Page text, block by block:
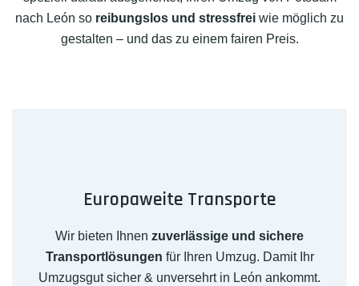
nach León so reibungslos und stressfrei wie möglich zu
gestalten – und das zu einem fairen Preis.
Europaweite Transporte
Wir bieten Ihnen zuverlässige und sichere
Transportlösungen für Ihren Umzug. Damit Ihr
Umzugsgut sicher & unversehrt in León ankommt.